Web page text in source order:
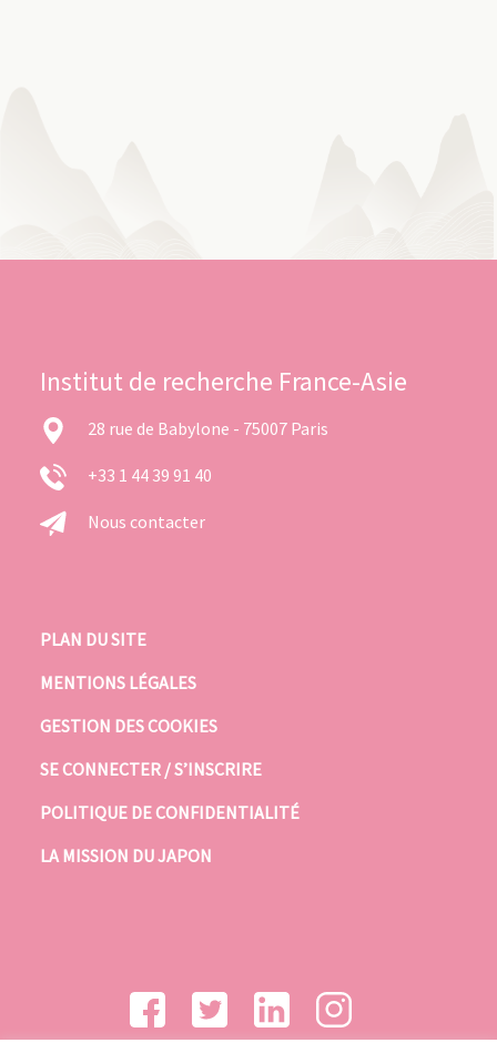
Institut de recherche France-Asie
28 rue de Babylone - 75007 Paris
+33 1 44 39 91 40
Nous contacter
PLAN DU SITE
MENTIONS LÉGALES
GESTION DES COOKIES
SE CONNECTER / S’INSCRIRE
POLITIQUE DE CONFIDENTIALITÉ
LA MISSION DU JAPON